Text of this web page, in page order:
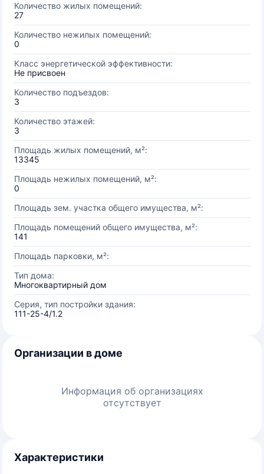
Количество жилых помещений:
27
Количество нежилых помещений:
0
Класс энергетической эффективности:
Не присвоен
Количество подъездов:
3
Количество этажей:
3
Площадь жилых помещений, м²:
13345
Площадь нежилых помещений, м²:
0
Площадь зем. участка общего имущества, м²:
Площадь помещений общего имущества, м²:
141
Площадь парковки, м²:
Тип дома:
Многоквартирный дом
Серия, тип постройки здания:
111-25-4/1.2
Организации в доме
Информация об организациях
отсутствует
Характеристики